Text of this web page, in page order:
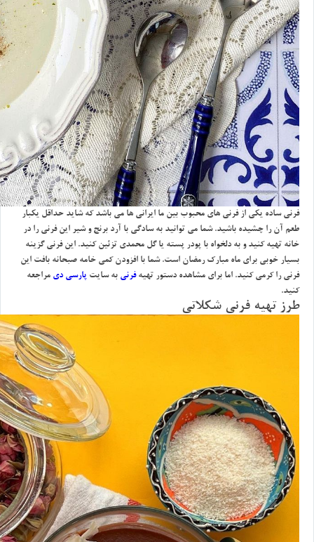
فرني ساده يكي از فرني هاي محبوب بين ما ايراني ها مي باشد كه شايد حداقل يكبار
طعم آن را چشيده باشيد. شما مي توانيد به سادگي با آرد برنج و شير اين فرني را در
خانه تهيه كنيد و به دلخواه با پودر پسته يا گل محمدي تزئين كنيد. اين فرني گزينه
بسيار خوبي براي ماه مبارك رمضان است. شما با افزودن كمي خامه صبحانه بافت اين
فرني را كرمي كنيد. اما براي مشاهده دستور تهيهفرني به سايت پارسي دي مراجعه
كنيد.
طرز تهيه فرني شكلاتي